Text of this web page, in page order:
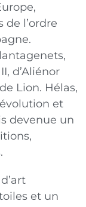
l’ordre
d’Aliénor
Lion. Hélas,
et
devenue un
et un